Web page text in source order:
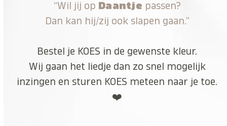
“Wil jij op Daantje passen?
Dan kan hij/zij ook slapen gaan.”
Bestel je KOES in de gewenste kleur.
Wij gaan het liedje dan zo snel mogelijk
inzingen en sturen KOES meteen naar je toe.
❤️